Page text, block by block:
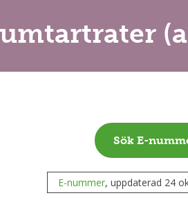
Sök E-
E-nummer, uppdaterad 24